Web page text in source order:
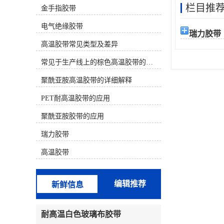
栏目推
瑞力胶带
材质） 决定。下面为您分类介绍几种
一、 较佳选择（高温且基本无残胶）
这类胶带使用有机硅压敏胶或特殊配
方，专门设计用于高温后干净移除。
聚酰亚胺高温胶带（金手指胶带）材
质：茶色/琥珀色薄膜。耐温性：长期
耐温 260°C，短期可至300°C以上。特
点：较常用、较可靠的选择之一。背
面常带有离型纸。其有机硅胶水配方
通常不留残胶。广泛用于SMT回流
焊、波峰焊、电路板保护、线圈缠
绕。注意：劣质产品胶水配方不佳，
仍可能留胶。特氟龙高温胶带（铁氟
龙胶带）材质：白色/黑色，表面极其
光滑。耐温性：较高可达 260°C -
300°C。特点：防粘性极好，本身就
是不粘材料，因此几乎绝对不留残
胶。常用于热塑封口机、熨斗底板、
烘焙模具、化工防粘。缺点是强度较
低，价格较贵。二、 性价比选择（中
金手指胶带
电气绝缘胶带
高温胶带常见类型及差异
常见于生产线上的棕色高温胶带的特性及应用
聚酰亚胺高温胶带的详细解释
PET耐高温胶带的应用
聚酰亚胺胶带的应用
瑞力胶带
高温胶带
新鲜信息 编辑推荐
耐高温白色玻璃布胶带